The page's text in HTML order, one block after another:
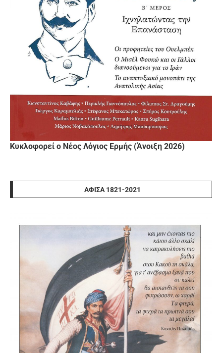
Κυκλοφορεί ο Νέος Λόγιος Ερμής (Άνοιξη 2026)
ΑΦΊΣΑ 1821-2021